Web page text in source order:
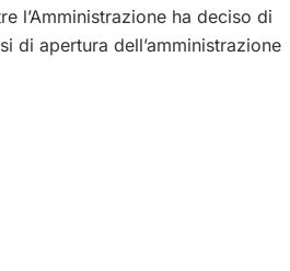
l’Amministrazione ha deciso di
di apertura dell’amministrazione